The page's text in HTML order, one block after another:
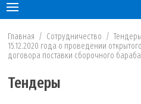
Главная / Сотрудничество / Тендеры
15.12.2020 года о проведении
договора поставки сборочного
Тендеры